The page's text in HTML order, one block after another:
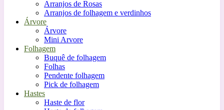
Arranjos de Rosas
Arranjos de folhagem e verdinhos
Árvore
Árvore
Mini Arvore
Folhagem
Buquê de folhagem
Folhas
Pendente folhagem
Pick de folhagem
Hastes
Haste de flor